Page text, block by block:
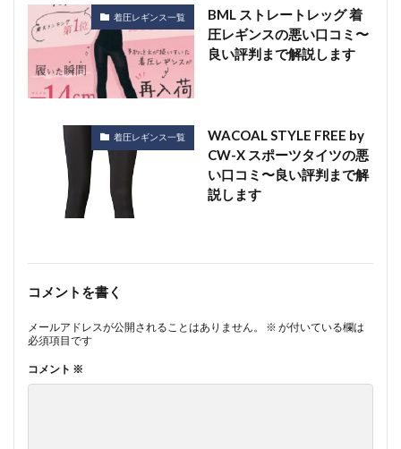
着圧レギンス一覧
BML ストレートレッグ 着
圧レギンスの悪い口コミ〜
良い評判まで解説します
着圧レギンス一覧
WACOAL STYLE FREE by
CW-X スポーツタイツの悪
い口コミ〜良い評判まで解
説します
コメントを書く
メールアドレスが公開されることはありません。 ※ が付いている欄は
必須項目です
コメント ※